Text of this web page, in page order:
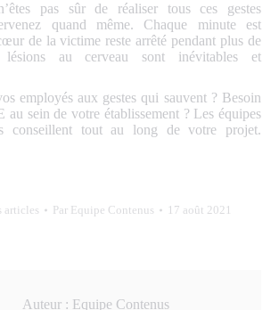
pas sûr de réaliser tous ces gestes
quand même. Chaque minute est
de la victime reste arrêté pendant plus de
au cerveau sont inévitables et
employés aux gestes qui sauvent ? Besoin
au sein de votre établissement ? Les équipes
conseillent tout au long de votre projet.
articles Par Equipe Contenus 17 août 2021
Auteur : Equipe Contenus